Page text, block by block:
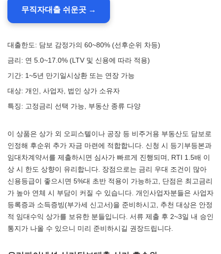
무직자대출 쉬운곳 →
대출한도: 담보 감정가의 60~80% (선후순위 차등)
금리: 연 5.0~17.0% (LTV 및 신용에 따라 적용)
기간: 1~5년 만기일시상환 또는 연장 가능
대상: 개인, 사업자, 법인 상가 소유자
특징: 고정금리 선택 가능, 부동산 종류 다양
이 상품은 상가 외 오피스텔이나 공장 등 비주거용 부동산도 담보로
인정해 후순위 추가 자금 마련에 적합합니다. 신청 시 등기부등본과
임대차계약서를 제출하시면 심사가 빠르게 진행되며, RTI 1.5배 이
상 시 한도 상향이 유리합니다. 장점으로는 금리 우대 조건이 많아
신용등급이 좋으시면 5%대 초반 적용이 가능하고, 단점은 최고금리
가 높아 연체 시 부담이 커질 수 있습니다. 개인사업자분들은 사업자
등록증과 소득증빙(부가세 신고서)을 준비하시고, 추천 대상은 안정
적 임대수익 상가를 보유한 분들입니다. 서류 제출 후 2~3일 내 승인
통지가 나올 수 있으니 미리 준비하시길 권장드립니다.